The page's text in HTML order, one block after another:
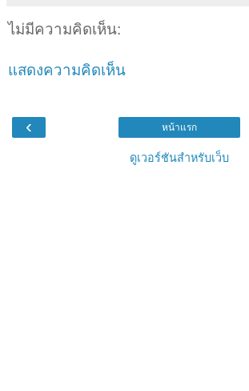
ไม่มีความคิดเห็น:
แสดงความคิดเห็น
‹ หน้าแรก
ดูเวอร์ชันสำหรับเว็บ